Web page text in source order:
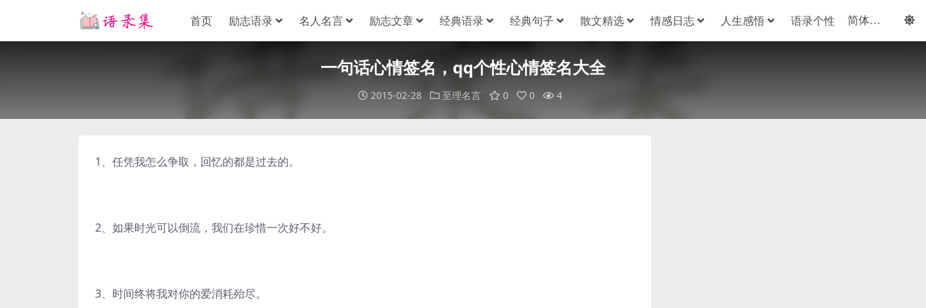
首页 励志语录 名人名言 励志文章 经典语录 经典句子 散文精选 情感日志 人生感悟 语录个性
一句话心情签名，qq个性心情签名大全
2015-02-28 至理名言 0 0 4
1、任凭我怎么争取，回忆的都是过去的。
2、如果时光可以倒流，我们在珍惜一次好不好。
3、时间终将我对你的爱消耗殆尽。